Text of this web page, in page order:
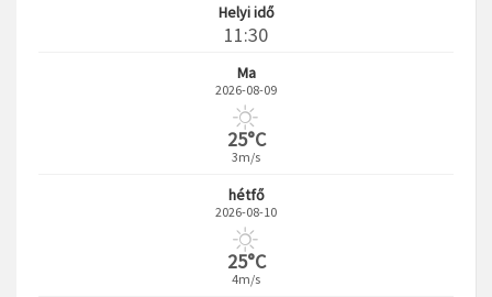
Helyi idő
11:30
Ma
2026-08-09
25°C
3m/s
hétfő
2026-08-10
25°C
4m/s